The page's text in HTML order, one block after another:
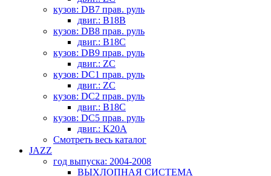
кузов: DB7 прав. руль
двиг.: B18B
кузов: DB8 прав. руль
двиг.: B18C
кузов: DB9 прав. руль
двиг.: ZC
кузов: DC1 прав. руль
двиг.: ZC
кузов: DC2 прав. руль
двиг.: B18C
кузов: DC5 прав. руль
двиг.: K20A
Смотреть весь каталог
JAZZ
год выпуска: 2004-2008
ВЫХЛОПНАЯ СИСТЕМА